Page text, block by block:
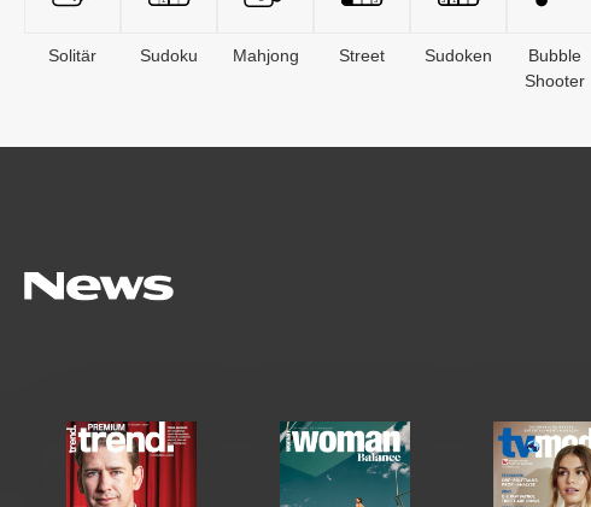
Solitär Sudoku Mahjong Street Sudoken
Bubble
Shooter